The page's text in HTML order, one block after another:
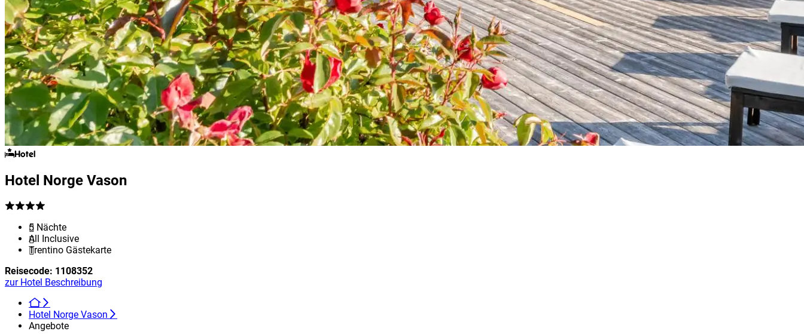
Hotel
Hotel Norge Vason
5 Nächte
All Inclusive
Trentino Gästekarte
Reisecode: 1108352
zur Hotel Beschreibung
Hotel Norge Vason
Angebote